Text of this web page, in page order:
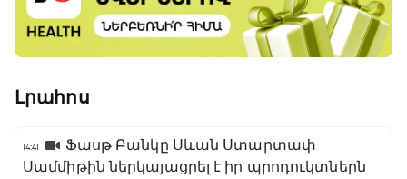
Լրահոս
14:41
Ֆասթ Բանկը Սևան Ստարտափ
Սամմիթին ներկայացրել է իր պրոդուկտներն